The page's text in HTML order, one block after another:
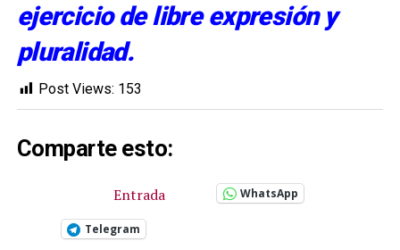
ejercicio de libre expresión y
pluralidad.
Post Views: 153
Comparte esto:
Entrada WhatsApp
Telegram